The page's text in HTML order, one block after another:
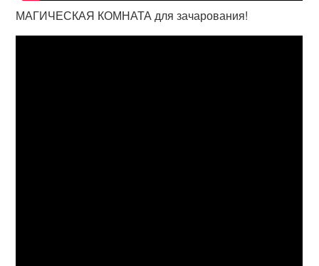
МАГИЧЕСКАЯ КОМНАТА для зачарования!